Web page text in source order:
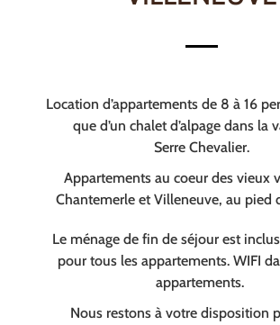
Location d’appartements de 8 à 16
que d’un chalet d’alpage dans la
Serre Chevalier.
Appartements au coeur des vieux
Chantemerle et Villeneuve, au pied
Le ménage de fin de séjour est
pour tous les appartements. WIFI
appartements.
Nous restons à votre disposition